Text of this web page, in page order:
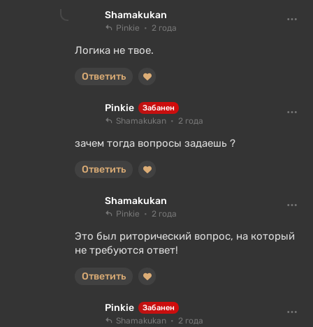
Shamakukan
Pinkie 2 года
Логика не твое.
Ответить
Pinkie Забанен
Shamakukan 2 года
зачем тогда вопросы задаешь ?
Ответить
Shamakukan
Pinkie 2 года
Это был риторический вопрос, на который
не требуются ответ!
Ответить
Pinkie Забанен
Shamakukan 2 года